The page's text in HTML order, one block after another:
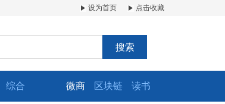
设为首页 点击收藏
搜索
综合 微商 区块链 读书